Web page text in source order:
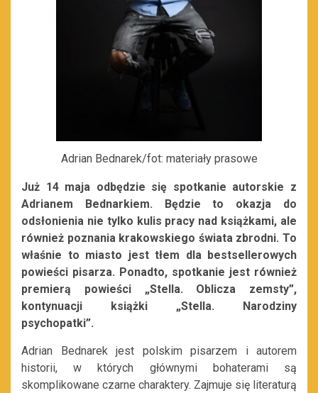
Adrian Bednarek/fot: materiały prasowe
Już 14 maja odbędzie się spotkanie autorskie z
Adrianem Bednarkiem. Będzie to okazja do
odsłonienia nie tylko kulis pracy nad książkami, ale
również poznania krakowskiego świata zbrodni. To
właśnie to miasto jest tłem dla bestsellerowych
powieści pisarza. Ponadto, spotkanie jest również
premierą powieści „Stella. Oblicza zemsty”,
kontynuacji książki „Stella. Narodziny
psychopatki”.
Adrian Bednarek jest polskim pisarzem i autorem
historii, w których głównymi bohaterami są
skomplikowane czarne charaktery. Zajmuje się literaturą